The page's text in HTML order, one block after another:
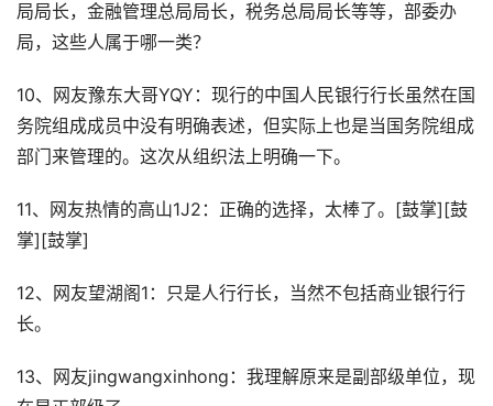
局局长，金融管理总局局长，税务总局局长等等，部委办
局，这些人属于哪一类？
10、网友豫东大哥YQY：现行的中国人民银行行长虽然在国
务院组成成员中没有明确表述，但实际上也是当国务院组成
部门来管理的。这次从组织法上明确一下。
11、网友热情的高山1J2：正确的选择，太棒了。[鼓掌][鼓
掌][鼓掌]
12、网友望湖阁1：只是人行行长，当然不包括商业银行行
长。
13、网友jingwangxinhong：我理解原来是副部级单位，现